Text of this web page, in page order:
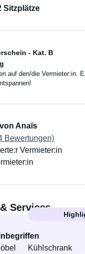
Sitzplätze
- Kat. B
auf den/die Vermieter:in.
Anaïs
Bewertungen)
Vermieter:in
Services
Kühlschrank